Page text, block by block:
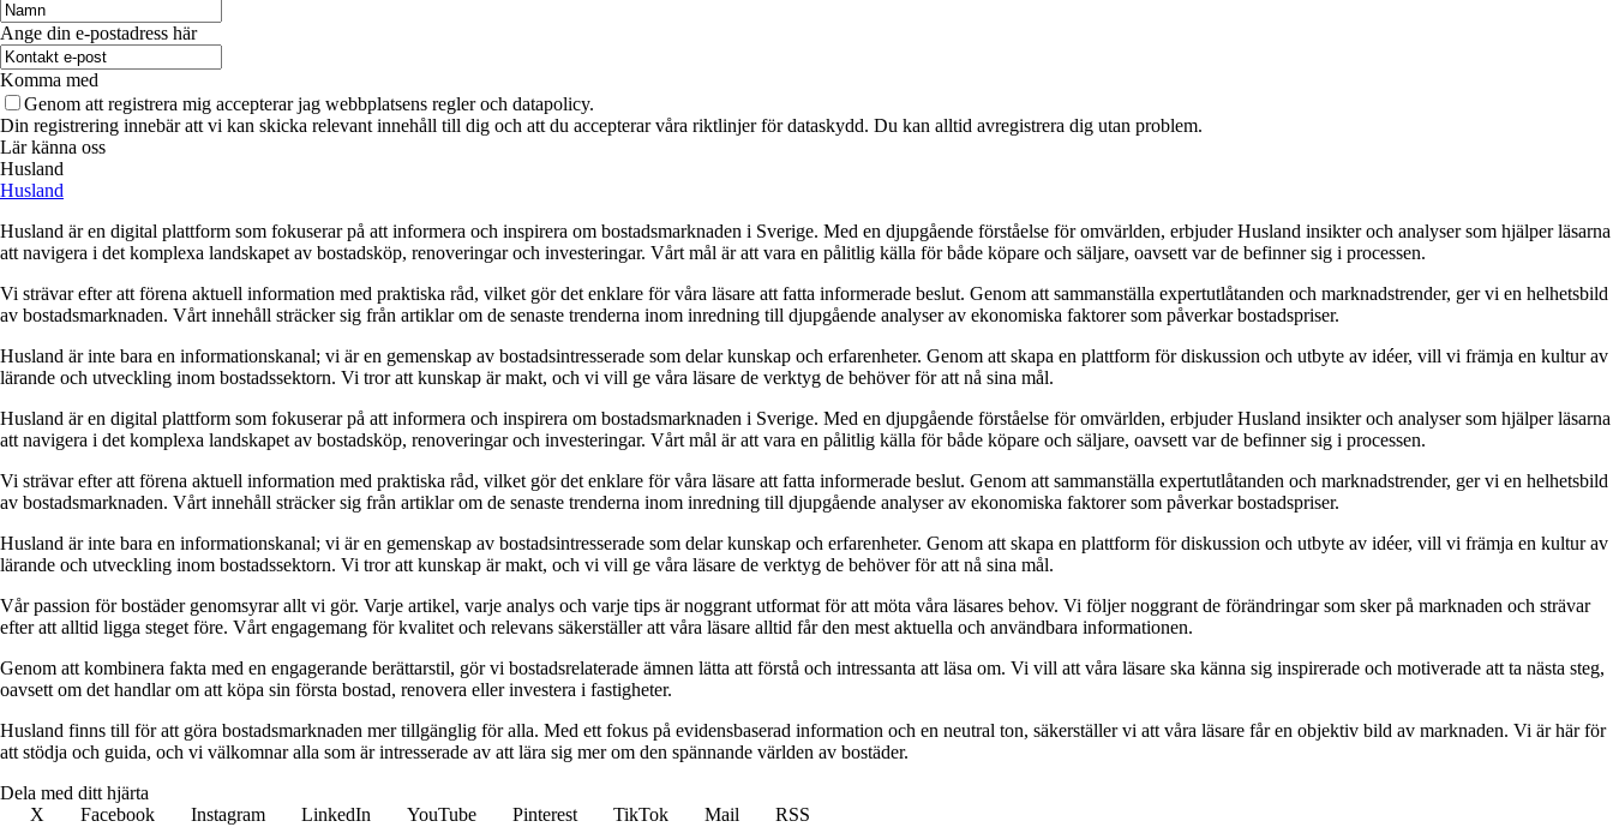
Ange din e-postadress här
Komma med
Genom att registrera mig accepterar jag webbplatsens regler och datapolicy.
Din registrering innebär att vi kan skicka relevant innehåll till dig och att du accepterar våra riktlinjer för dataskydd. Du kan alltid avregistrera dig utan problem.
Lär känna oss
Husland
Husland
Husland är en digital plattform som fokuserar på att informera och inspirera om bostadsmarknaden i Sverige. Med en djupgående förståelse för omvärlden, erbjuder Husland insikter och analyser som hjälper läsarna
att navigera i det komplexa landskapet av bostadsköp, renoveringar och investeringar. Vårt mål är att vara en pålitlig källa för både köpare och säljare, oavsett var de befinner sig i processen.
Vi strävar efter att förena aktuell information med praktiska råd, vilket gör det enklare för våra läsare att fatta informerade beslut. Genom att sammanställa expertutlåtanden och marknadstrender, ger vi en helhetsbild
av bostadsmarknaden. Vårt innehåll sträcker sig från artiklar om de senaste trenderna inom inredning till djupgående analyser av ekonomiska faktorer som påverkar bostadspriser.
Husland är inte bara en informationskanal; vi är en gemenskap av bostadsintresserade som delar kunskap och erfarenheter. Genom att skapa en plattform för diskussion och utbyte av idéer, vill vi främja en kultur av
lärande och utveckling inom bostadssektorn. Vi tror att kunskap är makt, och vi vill ge våra läsare de verktyg de behöver för att nå sina mål.
Husland är en digital plattform som fokuserar på att informera och inspirera om bostadsmarknaden i Sverige. Med en djupgående förståelse för omvärlden, erbjuder Husland insikter och analyser som hjälper läsarna
att navigera i det komplexa landskapet av bostadsköp, renoveringar och investeringar. Vårt mål är att vara en pålitlig källa för både köpare och säljare, oavsett var de befinner sig i processen.
Vi strävar efter att förena aktuell information med praktiska råd, vilket gör det enklare för våra läsare att fatta informerade beslut. Genom att sammanställa expertutlåtanden och marknadstrender, ger vi en helhetsbild
av bostadsmarknaden. Vårt innehåll sträcker sig från artiklar om de senaste trenderna inom inredning till djupgående analyser av ekonomiska faktorer som påverkar bostadspriser.
Husland är inte bara en informationskanal; vi är en gemenskap av bostadsintresserade som delar kunskap och erfarenheter. Genom att skapa en plattform för diskussion och utbyte av idéer, vill vi främja en kultur av
lärande och utveckling inom bostadssektorn. Vi tror att kunskap är makt, och vi vill ge våra läsare de verktyg de behöver för att nå sina mål.
Vår passion för bostäder genomsyrar allt vi gör. Varje artikel, varje analys och varje tips är noggrant utformat för att möta våra läsares behov. Vi följer noggrant de förändringar som sker på marknaden och strävar
efter att alltid ligga steget före. Vårt engagemang för kvalitet och relevans säkerställer att våra läsare alltid får den mest aktuella och användbara informationen.
Genom att kombinera fakta med en engagerande berättarstil, gör vi bostadsrelaterade ämnen lätta att förstå och intressanta att läsa om. Vi vill att våra läsare ska känna sig inspirerade och motiverade att ta nästa steg,
oavsett om det handlar om att köpa sin första bostad, renovera eller investera i fastigheter.
Husland finns till för att göra bostadsmarknaden mer tillgänglig för alla. Med ett fokus på evidensbaserad information och en neutral ton, säkerställer vi att våra läsare får en objektiv bild av marknaden. Vi är här för
att stödja och guida, och vi välkomnar alla som är intresserade av att lära sig mer om den spännande världen av bostäder.
Dela med ditt hjärta
X
Facebook Instagram LinkedIn YouTube Pinterest TikTok Mail
RSS